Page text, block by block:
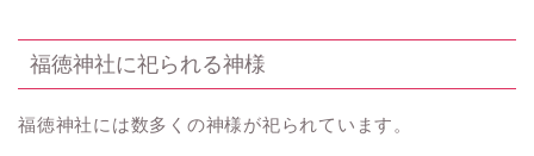
福徳神社に祀られる神様
福徳神社には数多くの神様が祀られています。